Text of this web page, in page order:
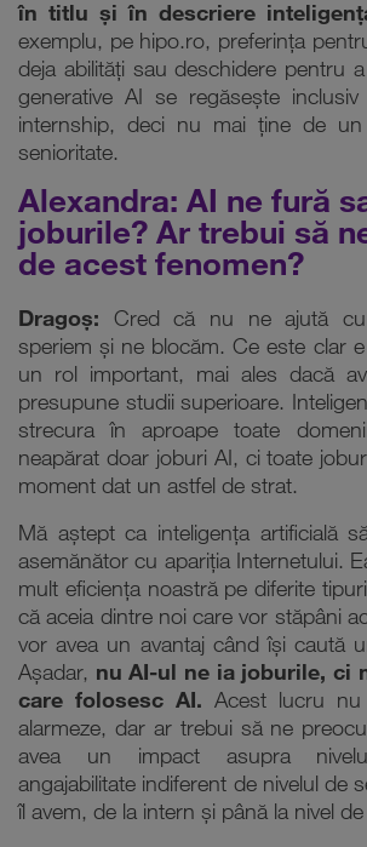
în titlu și în descriere
exemplu, pe hipo.ro, preferința
deja abilități sau deschidere pentru
generative AI se regăsește
internship, deci nu mai ține de
senioritate.
Alexandra: AI ne fură
joburile? Ar trebui să
de acest fenomen?
Dragoș: Cred că nu ne ajută
speriem și ne blocăm. Ce este clar
un rol important, mai ales dacă
presupune studii superioare.
strecura în aproape toate
neapărat doar joburi AI, ci toate
moment dat un astfel de strat.
Mă aștept ca inteligența artificială
asemănător cu apariția Internetului.
mult eficiența noastră pe diferite
că aceia dintre noi care vor stăpâni
vor avea un avantaj când își caută
Așadar, nu AI-ul ne ia joburile, ci
care folosesc AI. Acest lucru
alarmeze, dar ar trebui să ne
avea un impact asupra
angajabilitate indiferent de nivelul de
îl avem, de la intern și până la nivel